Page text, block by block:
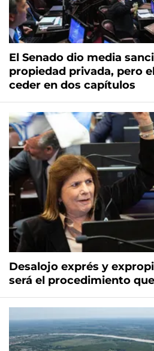
El Senado dio media
propiedad privada, pero
ceder en dos capítulos
Desalojo exprés y
será el procedimiento